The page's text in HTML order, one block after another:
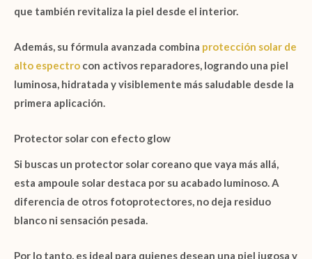
que también revitaliza la piel desde el interior.
Además, su fórmula avanzada combina protección solar de
alto espectro con activos reparadores, logrando una piel
luminosa, hidratada y visiblemente más saludable desde la
primera aplicación.
Protector solar con efecto glow
Si buscas un protector solar coreano que vaya más allá,
esta ampoule solar destaca por su acabado luminoso. A
diferencia de otros fotoprotectores, no deja residuo
blanco ni sensación pesada.
Por lo tanto, es ideal para quienes desean una piel jugosa y